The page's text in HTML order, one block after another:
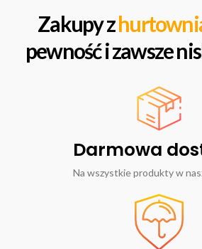
Zakupy z
pewność i zawsze
Darmowa
Na wszystkie produkty w